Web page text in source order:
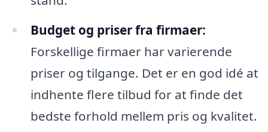
Budget og priser fra firmaer:
Forskellige firmaer har varierende
priser og tilgange. Det er en god idé at
indhente flere tilbud for at finde det
bedste forhold mellem pris og kvalitet.